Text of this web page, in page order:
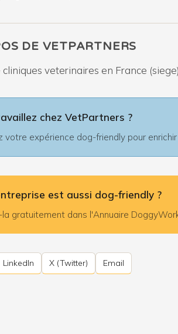
DE VETPARTNERS
veterinaires en France (siege).
chez VetPartners ?
votre expérience dog-friendly pour
est aussi dog-friendly ?
la gratuitement dans l'Annuaire
LinkedIn X (Twitter) Email